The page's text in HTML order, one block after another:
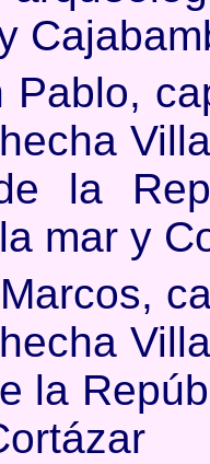
Pablo,
la
mar y
la